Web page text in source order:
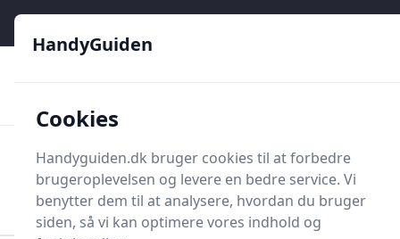
HandyGuiden
Søg nu
Søg nu
HandyGuiden
Cookies
Handyguiden.dk bruger cookies til at forbedre
brugeroplevelsen og levere en bedre service. Vi
benytter dem til at analysere, hvordan du bruger
siden, så vi kan optimere vores indhold og